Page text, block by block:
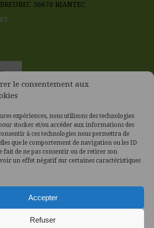
le consentement aux
expériences, nous utilisons des technologies
stocker et/ou accéder aux informations des
à ces technologies nous permettra de
que le comportement de navigation ou les ID
fait de ne pas consentir ou de retirer son
un effet négatif sur certaines caractéristiques
Accepter
Refuser
56670 RIANTEC